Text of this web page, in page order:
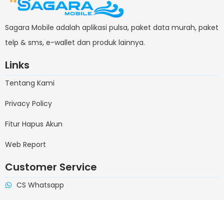
Sagara Mobile adalah aplikasi pulsa, paket data murah, paket
telp & sms, e-wallet dan produk lainnya.
Links
Tentang Kami
Privacy Policy
Fitur Hapus Akun
Web Report
Customer Service
CS Whatsapp